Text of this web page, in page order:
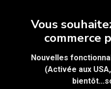
Vous
commerce
Nouvelles
(Activée aux